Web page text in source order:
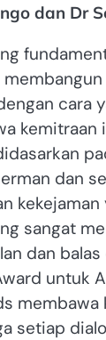
dan Dr
cara
dan
sangat
dan
untuk
setiap